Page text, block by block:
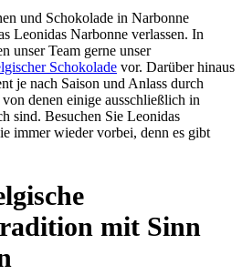
und Schokolade in Narbonne
Leonidas Narbonne verlassen. In
unser Team gerne unser
Schokolade vor. Darüber hinaus
je nach Saison und Anlass durch
denen einige ausschließlich in
sind. Besuchen Sie Leonidas
immer wieder vorbei, denn es gibt
mit Sinn